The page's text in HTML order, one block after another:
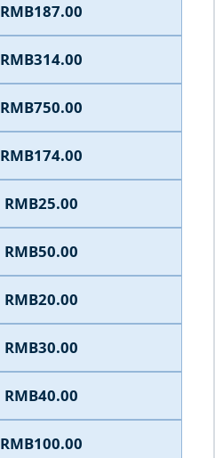
RMB187.00
RMB314.00
RMB750.00
RMB174.00
RMB25.00
RMB50.00
RMB20.00
RMB30.00
RMB40.00
RMB100.00